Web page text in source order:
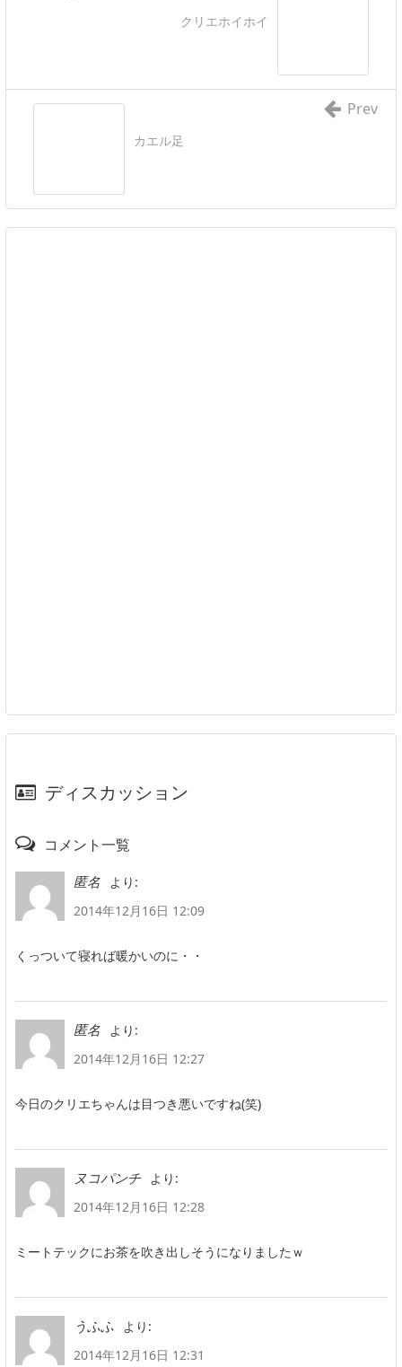
クリエホイホイ
カエル足
Prev
ディスカッション
コメント一覧
匿名
より:
2014年12月16日 12:09
くっついて寝れば暖かいのに・・
匿名
より:
2014年12月16日 12:27
今日のクリエちゃんは目つき悪いですね(笑)
ヌコパンチ
より:
2014年12月16日 12:28
ミートテックにお茶を吹き出しそうになりましたｗ
うふふ
より:
2014年12月16日 12:31